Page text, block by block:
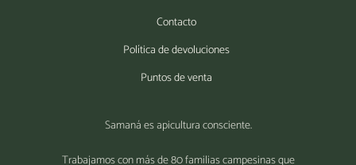
Contacto
Política de devoluciones
Puntos de venta
Samaná es apicultura consciente.
Trabajamos con más de 80 familias campesinas que